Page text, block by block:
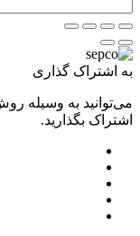
به اشتراک گذاری
می‌توانید به وسیله
اشتراک بگذارید.